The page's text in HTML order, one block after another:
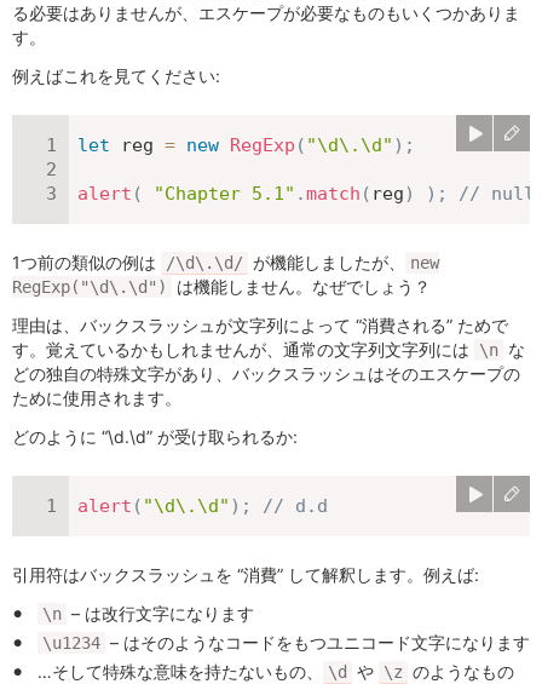
る必要はありませんが、エスケープが必要なものもいくつかありま
す。
例えばこれを見てください:
let reg = new RegExp ( "\d\.\d" ) ;
alert ( "Chapter 5.1" .match ( reg) ) ; // null
1つ前の類似の例は /\d\.\d/ が機能しましたが、
new
RegExp("\d\.\d")
は機能しません。なぜでしょう？
理由は、バックスラッシュが文字列によって “消費される” ためで
す。覚えているかもしれませんが、通常の文字列文字列には
\n な
どの独自の特殊文字があり、バックスラッシュはそのエスケープの
ために使用されます。
どのように “\d.\d” が受け取られるか:
alert ( "\d\.\d" ) ; // d.d
引用符はバックスラッシュを “消費” して解釈します。例えば:
\n – は改行文字になります
\u1234 – はそのようなコードをもつユニコード文字になります
…そして特殊な意味を持たないもの、
\d や \z のようなもの